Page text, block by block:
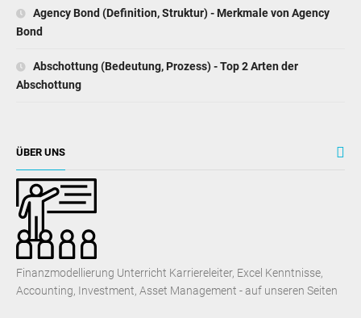
Agency Bond (Definition, Struktur) - Merkmale von Agency
Bond
Abschottung (Bedeutung, Prozess) - Top 2 Arten der
Abschottung
ÜBER UNS
Finanzmodellierung Unterricht Karriereleiter, Excel Kenntnisse,
Accounting, Investment, Asset Management - auf unseren Seiten